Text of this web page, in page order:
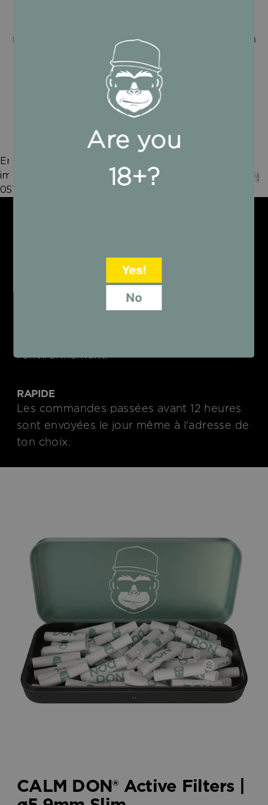
noix de coco filtre particulièrement bien
les substances nocives comme
les toxines et le goudron.
Erreur Liquid (sections/pagefly-section, ligne 6) :
impossible de trouver le fichier snippets/pf-
0519c72e.liquid
sécurité les plus élevées.
l'environnement.
RAPIDE
Les commandes passées avant 12 heures
sont envoyées le jour même à l'adresse de
ton choix.
CALM DON® Active Filters |
Are you
18+?
Yes!
No